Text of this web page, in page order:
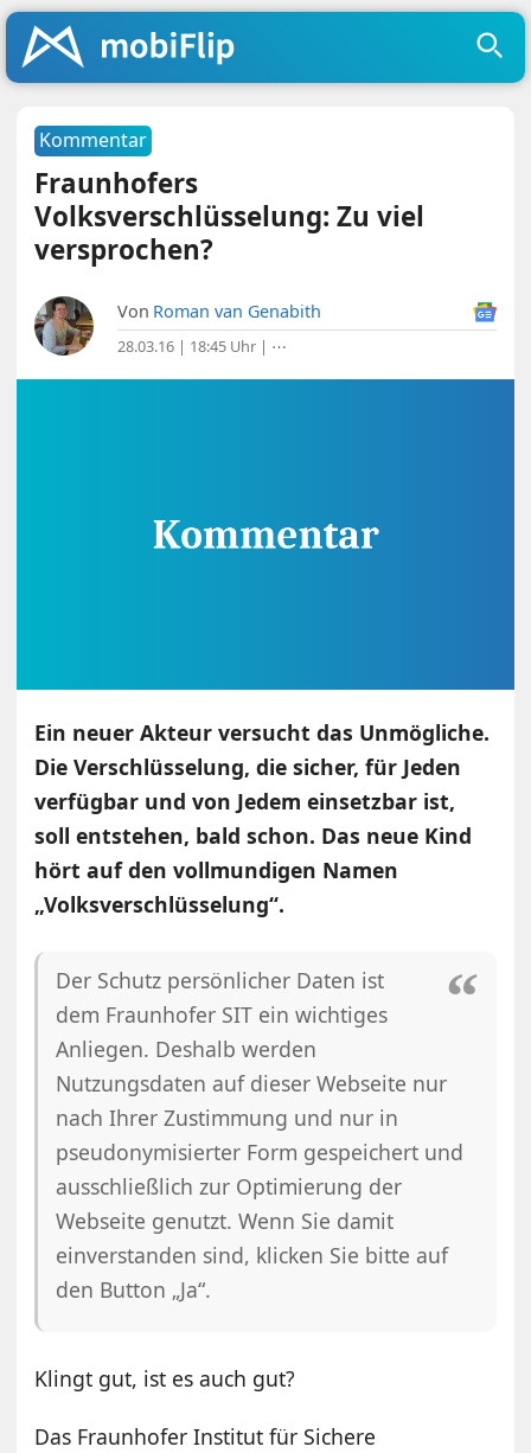
Kommentar
Fraunhofers
Volksverschlüsselung: Zu viel
versprochen?
Von Roman van Genabith
28.03.16 | 18:45 Uhr | ⋯
Ein neuer Akteur versucht das Unmögliche.
Die Verschlüsselung, die sicher, für Jeden
verfügbar und von Jedem einsetzbar ist,
soll entstehen, bald schon. Das neue Kind
hört auf den vollmundigen Namen
„Volksverschlüsselung“.
Der Schutz persönlicher Daten ist
dem Fraunhofer SIT ein wichtiges
Anliegen. Deshalb werden
Nutzungsdaten auf dieser Webseite nur
nach Ihrer Zustimmung und nur in
pseudonymisierter Form gespeichert und
ausschließlich zur Optimierung der
Webseite genutzt. Wenn Sie damit
einverstanden sind, klicken Sie bitte auf
den Button „Ja“.
Klingt gut, ist es auch gut?
Das Fraunhofer Institut für Sichere